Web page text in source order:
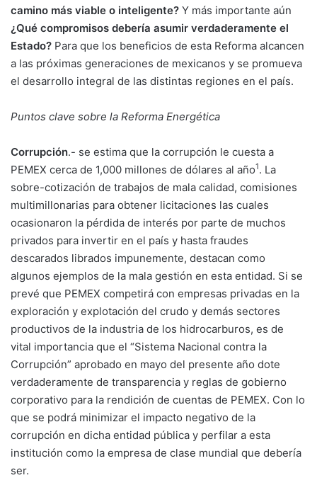
camino más viable o inteligente? Y más importante aún
¿Qué compromisos debería asumir verdaderamente el
Estado? Para que los beneficios de esta Reforma alcancen
a las próximas generaciones de mexicanos y se promueva
el desarrollo integral de las distintas regiones en el país.
Puntos clave sobre la Reforma Energética
Corrupción.- se estima que la corrupción le cuesta a
PEMEX cerca de 1,000 millones de dólares al año1. La
sobre-cotización de trabajos de mala calidad, comisiones
multimillonarias para obtener licitaciones las cuales
ocasionaron la pérdida de interés por parte de muchos
privados para invertir en el país y hasta fraudes
descarados librados impunemente, destacan como
algunos ejemplos de la mala gestión en esta entidad. Si se
prevé que PEMEX competirá con empresas privadas en la
exploración y explotación del crudo y demás sectores
productivos de la industria de los hidrocarburos, es de
vital importancia que el “Sistema Nacional contra la
Corrupción” aprobado en mayo del presente año dote
verdaderamente de transparencia y reglas de gobierno
corporativo para la rendición de cuentas de PEMEX. Con lo
que se podrá minimizar el impacto negativo de la
corrupción en dicha entidad pública y perfilar a esta
institución como la empresa de clase mundial que debería
ser.